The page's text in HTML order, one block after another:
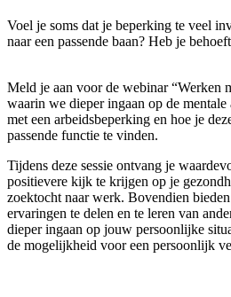
Voel je soms dat je beperking te veel
naar een passende baan? Heb je
Meld je aan voor de webinar “Werken
waarin we dieper ingaan op de mentale
met een arbeidsbeperking en hoe je
passende functie te vinden.
Tijdens deze sessie ontvang je
positievere kijk te krijgen op je
zoektocht naar werk. Bovendien
ervaringen te delen en te leren van
dieper ingaan op jouw persoonlijke
de mogelijkheid voor een persoonlijk